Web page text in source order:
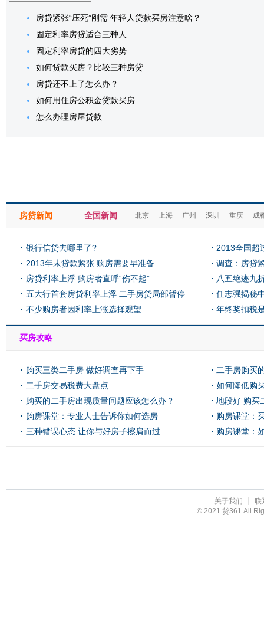
房贷紧张“压死”刚需 年轻人贷款买房注意啥？
固定利率房贷适合三种人
固定利率房贷的四大劣势
如何贷款买房？比较三种房贷
房贷还不上了怎么办？
如何用住房公积金贷款买房
怎么办理房屋贷款
房贷新闻 全国新闻 北京 上海 广州 深圳 重庆 成
银行信贷去哪里了?
2013年末贷款紧张 购房需要早准备
房贷利率上浮 购房者直呼“伤不起”
五大行首套房贷利率上浮 二手房贷局部暂停
不少购房者因利率上涨选择观望
2013全国超
71亿
调查：房贷
比最高
八五绝迹九
任志强揭秘
年终奖扣税
买房攻略
购买三类二手房 做好调查再下手
二手房交易税费大盘点
购买的二手房出现质量问题应该怎么办？
购房课堂：专业人士告诉你如何选房
三种错误心态 让你与好房子擦肩而过
二手房购买
如何降低购
地段好 购买
购房课堂：
购房课堂：
关于我们 |
联
© 2021 贷361 All